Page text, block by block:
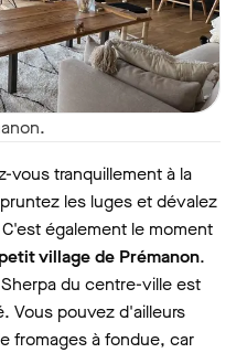
vous tranquillement à la
les luges et dévalez
également le moment
village de Prémanon.
du centre-ville est
Vous pouvez d'ailleurs
fromages à fondue, car